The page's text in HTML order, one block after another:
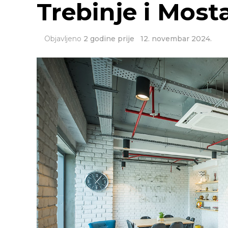
Trebinje i
Objavljeno 2 godine prije 12. novembar 2024.